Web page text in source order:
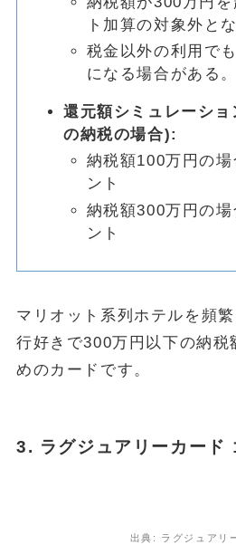
ト加算の対象外とな
税金以外の利用で
になる場合がある。
還元額シミュレーシ
の納税の場合):
納税額100万円の
ント
納税額300万円の
ント
マリオット系列ホテルを頻
行好きで300万円以下の納税
めのカードです。
3. ラグジュアリーカード
出典: ラグジュアリ